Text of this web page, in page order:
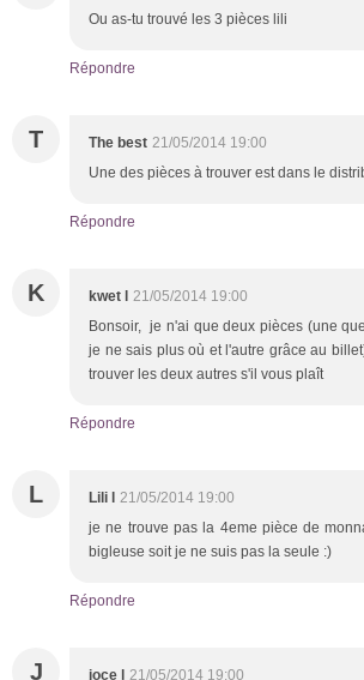
Ou as-tu trouvé les 3 pièces lili
Répondre
T The best 21/05/2014 19:00
Une des pièces à trouver est dans le
Répondre
K kwet l 21/05/2014 19:00
Bonsoir, je n'ai que deux pièces (une
je ne sais plus où et l'autre grâce au
trouver les deux autres s'il vous plaît
Répondre
L Lili l 21/05/2014 19:00
je ne trouve pas la 4eme pièce de
bigleuse soit je ne suis pas la seule :)
Répondre
J joce l 21/05/2014 19:00